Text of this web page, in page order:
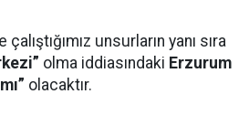
unsurların yanı sıra
olma iddiasındaki Erzurum
olacaktır.